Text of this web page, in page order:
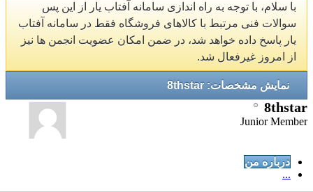
با سلام، با توجه به راه اندازی سامانه آفتاب یار از این پس
سوالات فنی مرتبط با کالاهای فروشگاه فقط در سامانه آفتاب
یار پاسخ داده خواهد شد، در ضمن امکان عضویت انجمن ها نیز
از امروز غیرفعال شد.
نمایش مشخصات: 8thstar
8thstar
Junior Member
درباره من
...